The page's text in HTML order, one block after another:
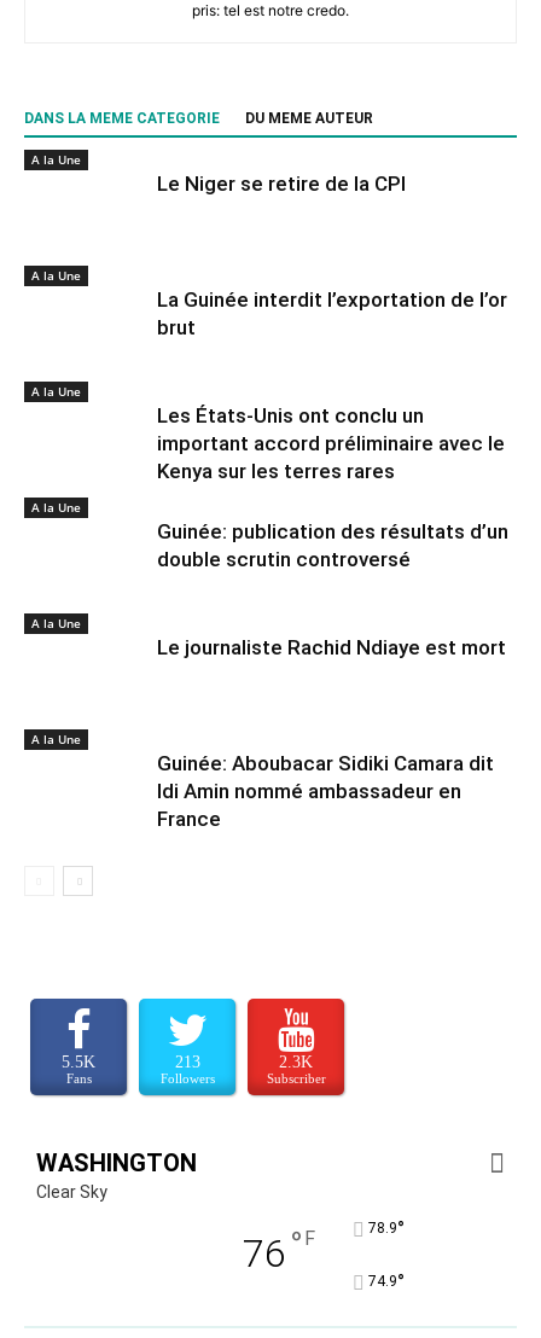
pris: tel est notre credo.
DANS LA MEME CATEGORIE DU MEME AUTEUR
A la Une
Le Niger se retire de la CPI
A la Une
La Guinée interdit l’exportation de l’or
brut
A la Une
Les États-Unis ont conclu un
important accord préliminaire avec le
Kenya sur les terres rares
A la Une
Guinée: publication des résultats d’un
double scrutin controversé
A la Une
Le journaliste Rachid Ndiaye est mort
A la Une
Guinée: Aboubacar Sidiki Camara dit
Idi Amin nommé ambassadeur en
France
5.5K
Fans
213
Followers
2.3K
Subscriber
WASHINGTON
Clear Sky
76 ° F 78.9°
74.9°